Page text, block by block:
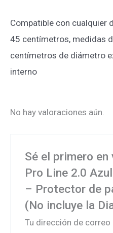
Compatible con cualquier
45 centímetros, medidas
centímetros de diámetro
interno
No hay valoraciones aún.
Sé el primero en
Pro Line 2.0
– Protector de
(No incluye la
Tu dirección de